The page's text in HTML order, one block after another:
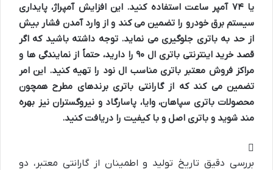
یا ۷۴ آمپر ساعت استفاده کنید. این افزایش آمپراژ، پایداری
سیستم برق خودرو را تضمین می کند و از وارد آمدن فشار بیش
از حد به باتری جلوگیری می نماید. توجه داشته باشید که اگر
قصد خرید اینترنتی باتری ال ۹۰ را دارید، حتماً از نمایندگی ها و
مراکز فروش معتبر باتری مناسب ال نود را تهیه کنید. این امر
تضمین می کند که از گارانتی باتری برندهای مطرح همچون
محصولات باتری سپاهان، وایا، پاسارگاد و نیروگستران نیز بهره
مند شوید و باتری اصل و با کیفیت را دریافت کنید.
بررسی دقیق تاریخ تولید و اطمینان از گارانتی معتبر، دو